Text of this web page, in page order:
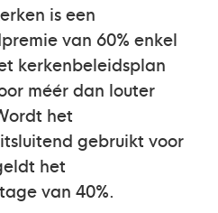
is een
van 60% enkel
kerkenbeleidsplan
méér dan louter
het
gebruikt voor
het
van 40%.